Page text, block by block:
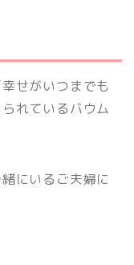
せがいつまでも
れているバウム
にいるご夫婦に